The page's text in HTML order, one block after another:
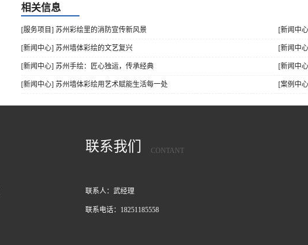
相关信息
[服务项目] 苏州彩绘里的消防宣传新风景 [新闻中
[新闻中心] 苏州墙体彩绘的文艺复兴 [新闻中
[新闻中心] 苏州手绘：匠心独运，传承经典 [新闻中
[新闻中心] 苏州墙体彩绘用艺术赋能生活每一处 [案例中
联系我们 CONTANT
联系人：武经理
联系电话：18251185558